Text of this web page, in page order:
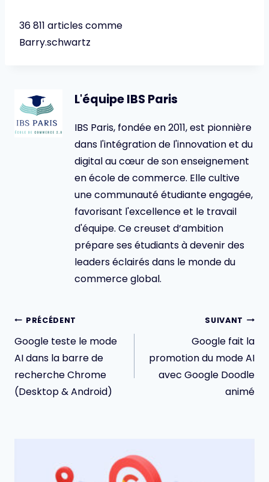
36 811 articles comme
Barry.schwartz
L'équipe IBS Paris
IBS Paris, fondée en 2011, est pionnière
dans l'intégration de l'innovation et du
digital au cœur de son enseignement
en école de commerce. Elle cultive
une communauté étudiante engagée,
favorisant l'excellence et le travail
d'équipe. Ce creuset d’ambition
prépare ses étudiants à devenir des
leaders éclairés dans le monde du
commerce global.
Navigation
de
l’article
PRÉCÉDENT
Google teste le mode
AI dans la barre de
recherche Chrome
(Desktop & Android)
SUIVANT
Google fait la
promotion du mode AI
avec Google Doodle
animé